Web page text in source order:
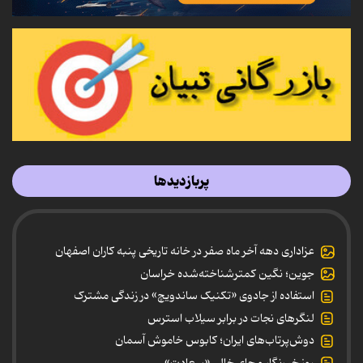
پربازدیدها
عزاداری دهه آخر ماه صفر در خانه تاریخی پنبه کاران اصفهان
جوین؛ نگین کمترشناخته‌شده خراسان
استفاده از جادوی «تکنیک ساندویچ» در زندگی مشترک
لنگرهای نجات در برابر سیلاب استرس
دوش‌پرتاب‌های ایران؛ کابوس خاموش آسمان